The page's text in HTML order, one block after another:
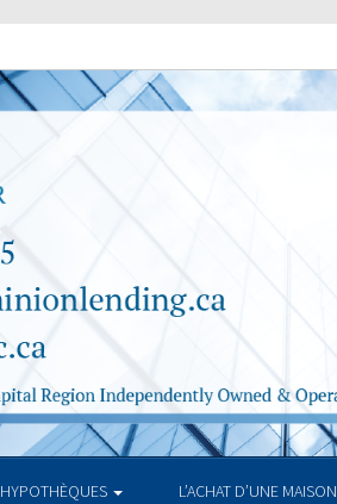
HYPOTHÈQUES L’ACHAT D’UNE MAISON